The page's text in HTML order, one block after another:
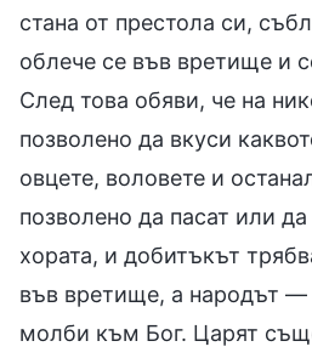
стана от престола си,
облече се във вретище и
След това обяви, че на
позволено да вкуси
овцете, воловете и
позволено да пасат или
хората, и добитъкът
във вретище, а народът —
молби към Бог. Царят